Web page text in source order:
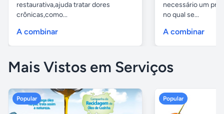
restaurativa,ajuda tratar dores
crônicas,como...
A combinar
necessário um
no qual se...
A combinar
Mais Vistos em Serviços
Popular Popular